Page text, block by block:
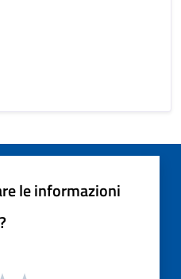
le informazioni